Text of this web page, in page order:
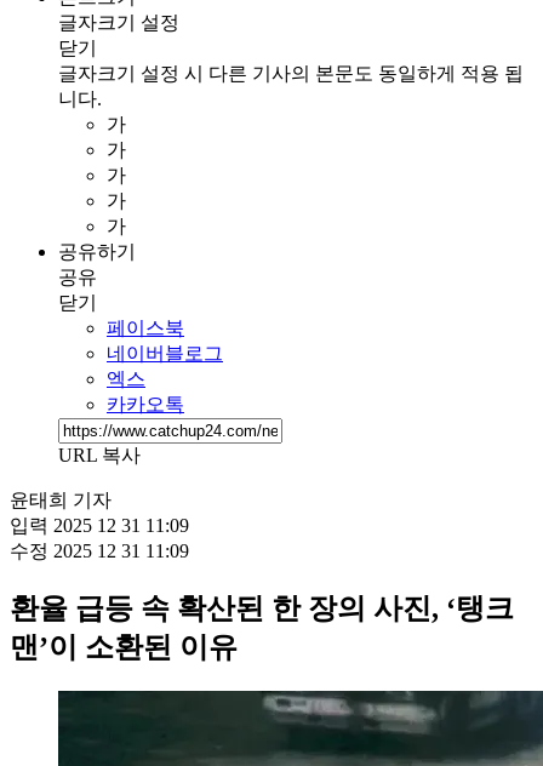
글자크기 설정
닫기
글자크기 설정 시 다른 기사의 본문도 동일하게 적용 됩
니다.
가
가
가
가
가
공유하기
공유
닫기
페이스북
네이버블로그
엑스
카카오톡
URL 복사
윤태희 기자
입력 2025 12 31 11:09
수정 2025 12 31 11:09
환율 급등 속 확산된 한 장의 사진, ‘탱크
맨’이 소환된 이유